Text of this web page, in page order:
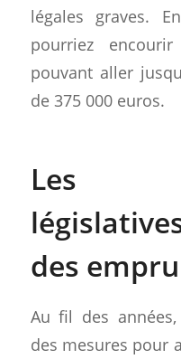
légales graves.
pourriez
pouvant aller
de 375 000 euros.
Les
des
Au fil des
des mesures pour